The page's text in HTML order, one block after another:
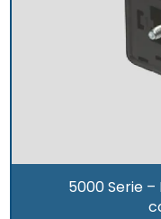
5000 Serie